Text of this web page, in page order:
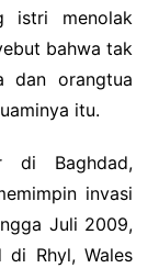
istri menolak
bahwa tak
dan orangtua
itu.
di Baghdad,
invasi
Juli 2009,
di Rhyl, Wales